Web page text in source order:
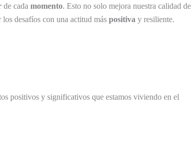
de cada momento. Esto no solo mejora nuestra calidad de
desafíos con una actitud más positiva y resiliente.
positivos y significativos que estamos viviendo en el